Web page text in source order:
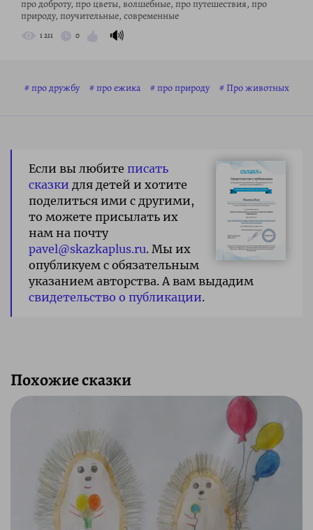
про доброту, про цветы, волшебные, про путешествия, про
природу, поучительные, современные
1 211 0 🔊
про дружбу про ежика про природу Про животных
Если вы любите писать
сказки для детей и хотите
поделиться ими с другими,
то можете присылать их
нам на почту
pavel@skazkaplus.ru. Мы их
опубликуем с обязательным
указанием авторства. А вам выдадим
свидетельство о публикации.
Похожие сказки